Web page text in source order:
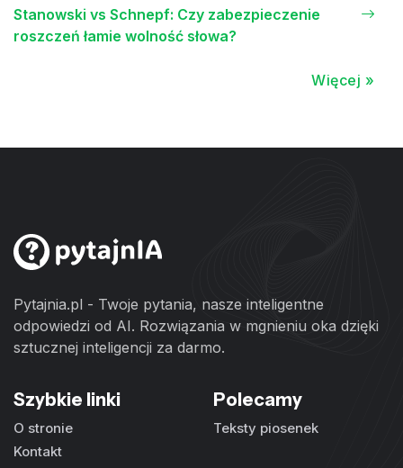
Stanowski vs Schnepf: Czy zabezpieczenie
roszczeń łamie wolność słowa?
Więcej »
Pytajnia.pl - Twoje pytania, nasze inteligentne
odpowiedzi od AI. Rozwiązania w mgnieniu oka dzięki
sztucznej inteligencji za darmo.
Szybkie linki
O stronie
Kontakt
Polecamy
Teksty piosenek